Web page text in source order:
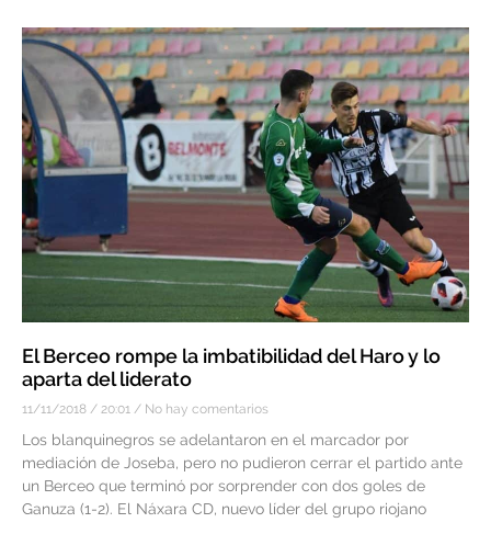
El Berceo rompe la imbatibilidad del Haro y lo
aparta del liderato
11/11/2018 20:01 No hay comentarios
Los blanquinegros se adelantaron en el marcador por
mediación de Joseba, pero no pudieron cerrar el partido ante
un Berceo que terminó por sorprender con dos goles de
Ganuza (1-2). El Náxara CD, nuevo líder del grupo riojano